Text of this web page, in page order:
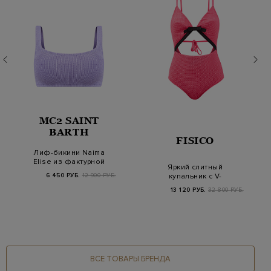
MC2 SAINT
BARTH
Лиф-бикини Naima
Elise из фактурной
ткани с нитью ламе
6 450 РУБ. 12 900 РУБ.
FISICO
Яркий слитный
купальник с V-
и&nb…
13 120 РУБ. 32 800 РУБ.
ВСЕ ТОВАРЫ БРЕНДА